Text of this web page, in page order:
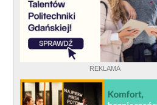
REKLAMA